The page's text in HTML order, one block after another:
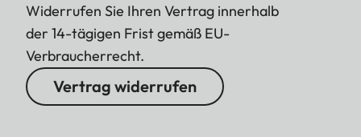
Widerrufen Sie Ihren Vertrag innerhalb
der 14-tägigen Frist gemäß EU-
Verbraucherrecht.
Vertrag widerrufen